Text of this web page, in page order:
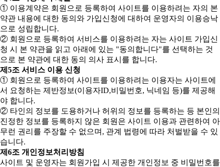
① 이용계약은 회원으로 등록하여 사이트를 이용하려는 자의 본
약관 내용에 대한 동의와 가입신청에 대하여 운영자의 이용승낙
으로 성립합니다.
② 회원으로 등록하여 서비스를 이용하려는 자는 사이트 가입신
청 시 본 약관을 읽고 아래에 있는 "동의합니다"를 선택하는 것
으로 본 약관에 대한 동의 의사 표시를 합니다.
제5조 서비스 이용 신청
① 회원으로 등록하여 사이트를 이용하려는 이용자는 사이트에
서 요청하는 제반정보(이용자ID,비밀번호, 닉네임 등)를 제공해
야 합니다.
② 타인의 정보를 도용하거나 허위의 정보를 등록하는 등 본인의
진정한 정보를 등록하지 않은 회원은 사이트 이용과 관련하여 아
무런 권리를 주장할 수 없으며, 관계 법령에 따라 처벌받을 수 있
습니다.
제6조 개인정보처리방침
사이트 및 운영자는 회원가입 시 제공한 개인정보 중 비밀번호를